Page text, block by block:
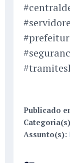
Publicado
Assunto(s):